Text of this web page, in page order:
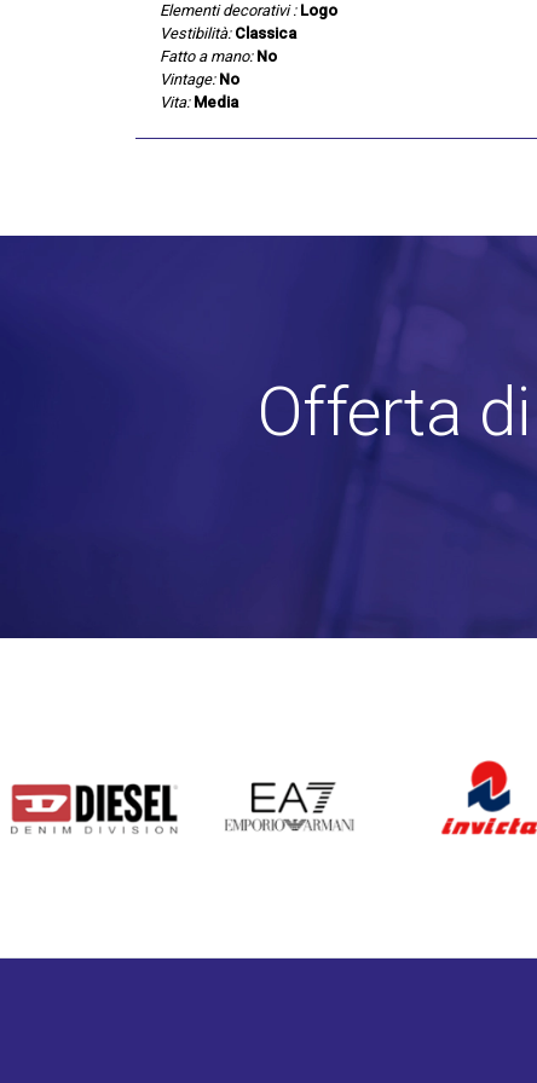
Elementi decorativi : Logo
Vestibilità: Classica
Fatto a mano: No
Vintage: No
Vita: Media
Offerta
INVICTA